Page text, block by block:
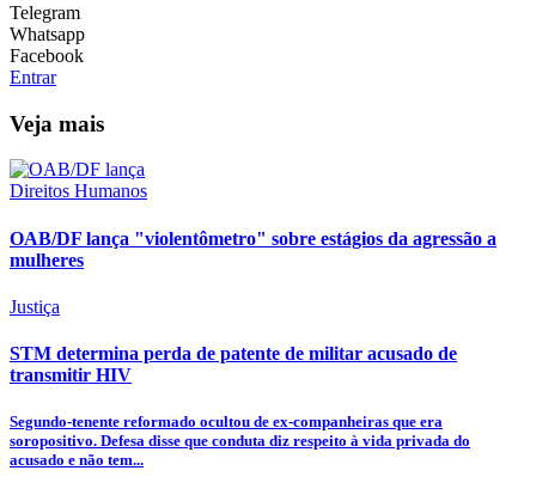
Telegram
Whatsapp
Facebook
Entrar
Veja mais
Direitos Humanos
OAB/DF lança "violentômetro" sobre estágios da agressão a
mulheres
Justiça
STM determina perda de patente de militar acusado de
transmitir HIV
Segundo-tenente reformado ocultou de ex-companheiras que era
soropositivo. Defesa disse que conduta diz respeito à vida privada do
acusado e não tem...